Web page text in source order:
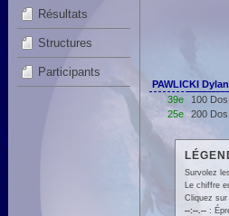
Résultats
Structures
Participants
PAWLICKI
39e
100
25e 200
Survolez
Le chiffre
Cliquez
--:--.--: